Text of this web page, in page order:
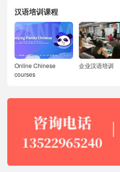
汉语培训课程
Online Chinese
courses
企业汉语培训